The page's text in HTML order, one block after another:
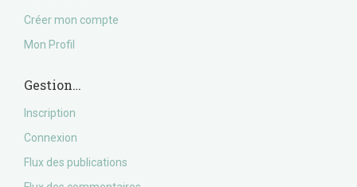
Créer mon compte
Mon Profil
Gestion…
Inscription
Connexion
Flux des publications